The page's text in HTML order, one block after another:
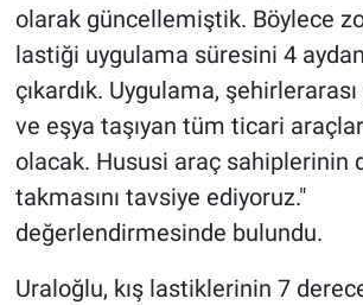
olarak güncellemiştik. Böylece
lastiği uygulama süresini 4
çıkardık. Uygulama,
ve eşya taşıyan tüm ticari
olacak. Hususi araç sahiplerinin
takmasını tavsiye ediyoruz."
değerlendirmesinde bulundu.
Uraloğlu, kış lastiklerinin 7